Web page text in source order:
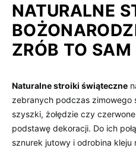
NATURALNE
ZRÓB TO SAM
Naturalne stroiki‍ świąteczne
zebranych podczas zimowego
szyszki, żołędzie czy
podstawę​ dekoracji. Do ich
sznurek jutowy ‌i⁤ odrobina⁢ kleju